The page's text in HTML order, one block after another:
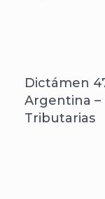
Dictámen
Argentina –
Tributarias